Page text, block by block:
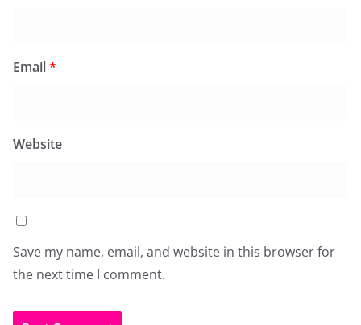
Email*
Website
Save my name, email, and website in this browser for
the next time I comment.